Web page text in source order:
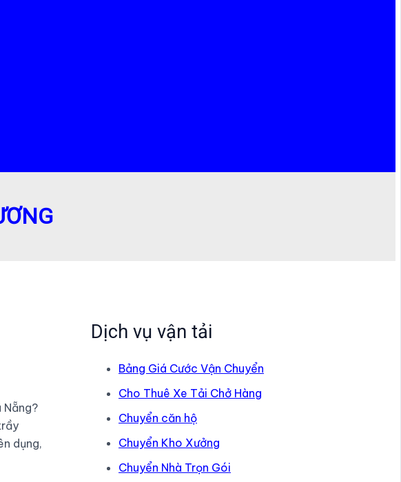
dụng,
Dịch vụ vận tải
Bảng Giá Cước Vận Chuyển
Cho Thuê Xe Tải Chở Hàng
Chuyển căn hộ
Chuyển Kho Xưởng
Chuyển Nhà Trọn Gói